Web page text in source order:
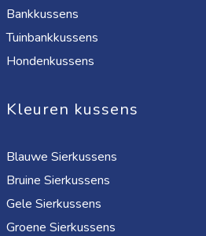
Bankkussens
Tuinbankkussens
Hondenkussens
Kleuren kussens
Blauwe Sierkussens
Bruine Sierkussens
Gele Sierkussens
Groene Sierkussens